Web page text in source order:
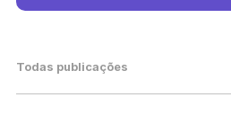
Todas publicações